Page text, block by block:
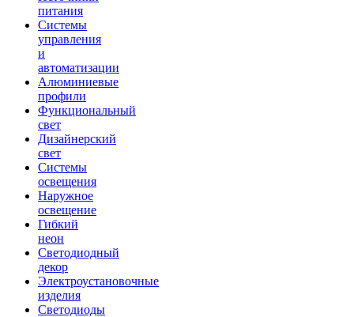
питания
Системы
управления
и
автоматизации
Алюминиевые
профили
Функциональный
свет
Дизайнерский
свет
Системы
освещения
Наружное
освещение
Гибкий
неон
Светодиодный
декор
Электроустановочные
изделия
Светодиоды